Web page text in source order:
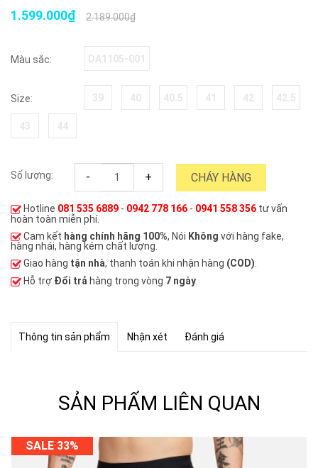
2.189.000₫
1.599.000₫
Màu sắc:
Size:
Số lượng: - + CHÁY HÀNG
Hotline 081 535 6889 - 0942 778 166 - 0941 558 356 tư vấn
hoàn toàn miễn phí.
Cam kết hàng chính hãng 100%, Nói Không với hàng fake,
hàng nhái, hàng kém chất lượng.
Giao hàng tận nhà, thanh toán khi nhận hàng (COD).
Hỗ trợ Đổi trả hàng trong vòng 7 ngày
Thông tin sản phẩm Nhận xét Đánh giá
SẢN PHẨM LIÊN QUAN
SALE 33%